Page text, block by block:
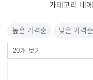
카테고리 내에
높은 가격순 낮은 가격순